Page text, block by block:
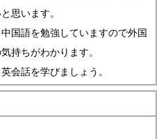
思います。
国語を勉強していますので外国
持ちがわかります。
会話を学びましょう。